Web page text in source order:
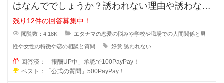
はなんででしょうか？誘われない理由や誘わない
心理を教えてください。女性からは
残り12件の回答募集中！
閲覧数：4.18K エタナマの恋愛の悩みや学校や職場での人間関係と男
性や女性の特徴や恋の相談と質問 好意 誘われない
回答済：「報酬UP中」承認で100PayPay！
ベスト：「公式の質問」500PayPay！